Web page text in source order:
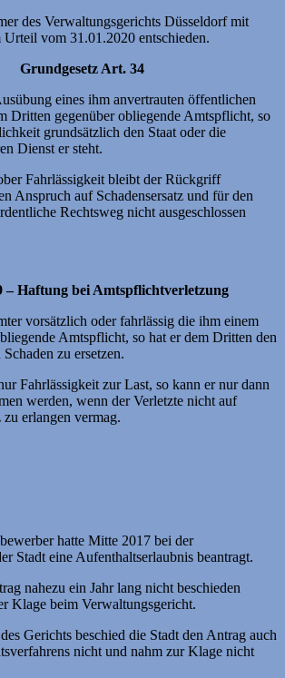
des Verwaltungsgerichts Düsseldorf mit
Urteil vom 31.01.2020 entschieden.
Grundgesetz Art. 34
eines ihm anvertrauten öffentlichen
Dritten gegenüber obliegende Amtspflicht, so
grundsätzlich den Staat oder die
Dienst er steht.
Fahrlässigkeit bleibt der Rückgriff
Anspruch auf Schadensersatz und für den
Rechtsweg nicht ausgeschlossen
– Haftung bei Amtspflichtverletzung
vorsätzlich oder fahrlässig die ihm einem
Amtspflicht, so hat er dem Dritten den
zu ersetzen.
Fahrlässigkeit zur Last, so kann er nur dann
werden, wenn der Verletzte nicht auf
zu erlangen vermag.
hatte Mitte 2017 bei der
Stadt eine Aufenthaltserlaubnis beantragt.
nahezu ein Jahr lang nicht beschieden
Klage beim Verwaltungsgericht.
Gerichts beschied die Stadt den Antrag auch
nicht und nahm zur Klage nicht